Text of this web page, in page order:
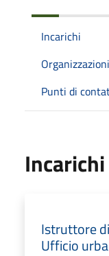
Incarichi
Organizzazioni
Punti di
Incarichi
Istruttore
Ufficio